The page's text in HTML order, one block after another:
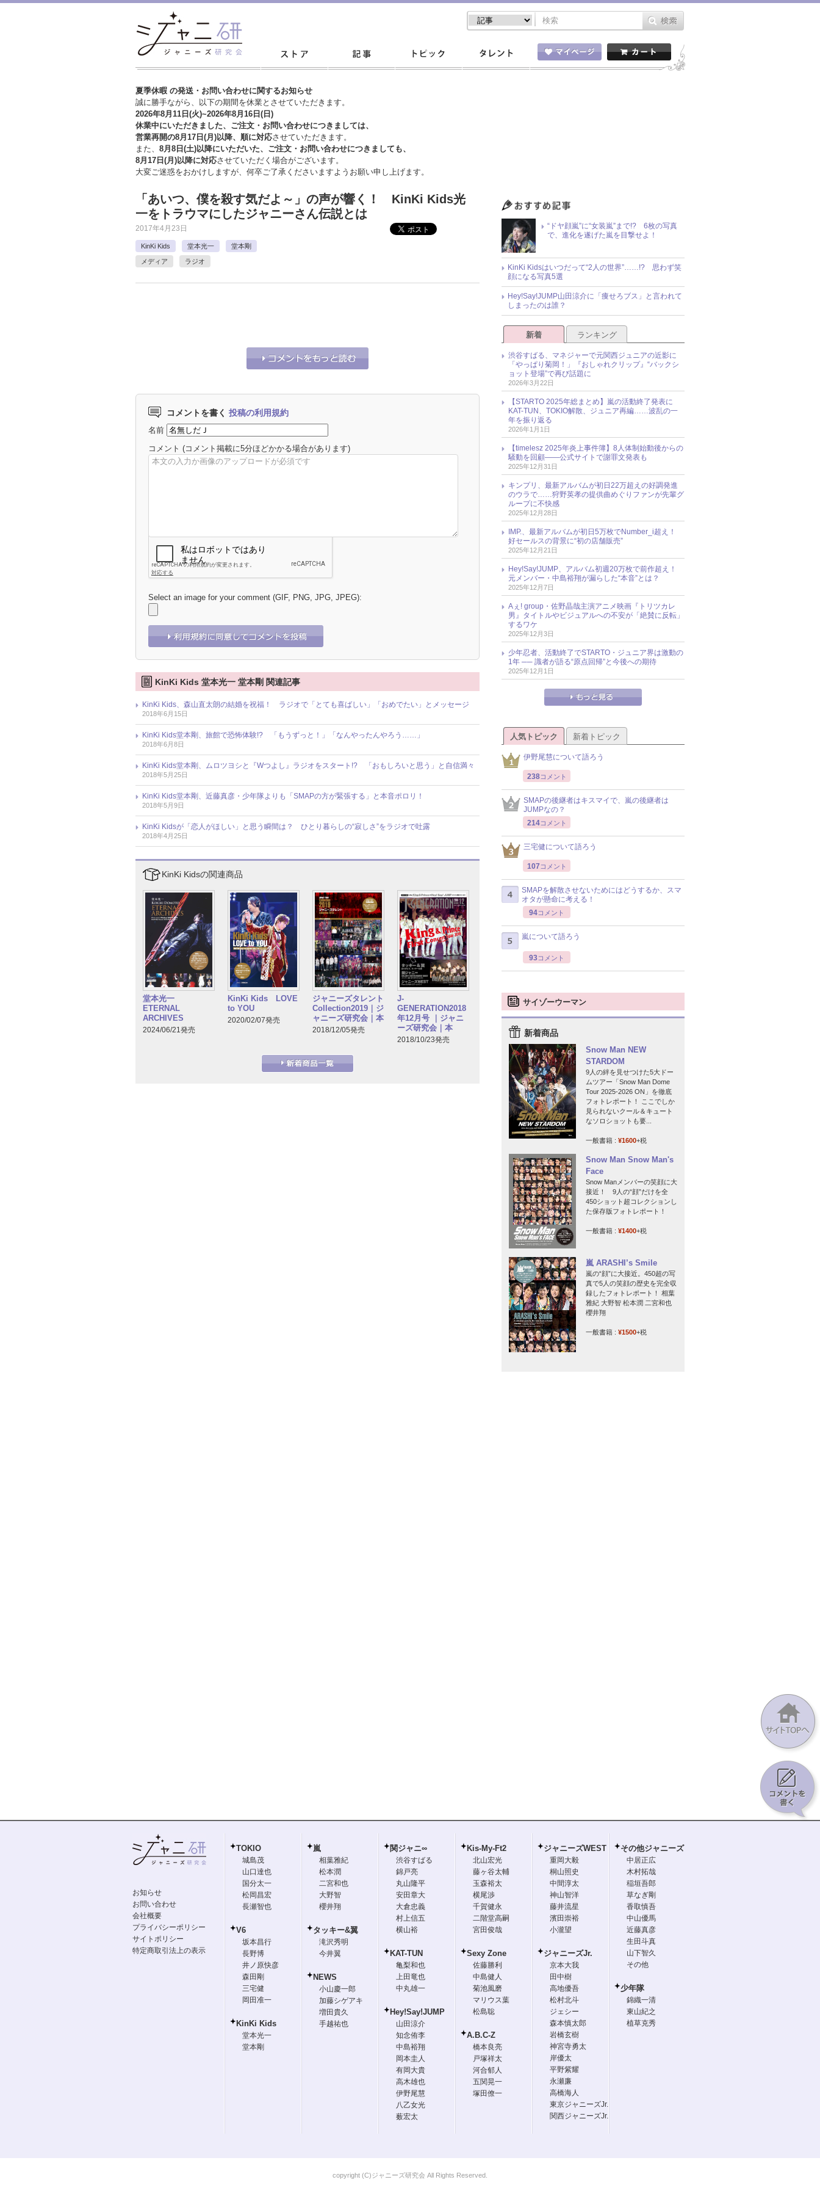
夏季休暇 の発送・お問い合わせに関するお知らせ
誠に勝手ながら、以下の期間を休業とさせていただきます。
2026年8月11日(火)~2026年8月16日(日)
休業中にいただきました、ご注文・お問い合わせにつきましては、
営業再開の8月17日(月)以降、順に対応させていただきます。
また、 8月8日(土)以降にいただいた、ご注文・ お問い合わせにつきましても、
8月17日(月)以降に対応させていただく場合がございます。
大変ご迷惑をおかけしますが、 何卒ご了承くださいますようお願い申し上げます。
「あいつ、僕を殺す気だよ～」の声が響く！ KinKi Kids光
一をトラウマにしたジャニーさん伝説とは
2017年4月23日
KinKi Kids 堂本光一 堂本剛
メディア ラジオ
コメントを書く 投稿の利用規約
名前
コメント (コメント掲載に5分ほどかかる場合があります)
Select an image for your comment (GIF, PNG, JPG, JPEG):
KinKi Kids 堂本光一 堂本剛 関連記事
KinKi Kids、森山直太朗の結婚を祝福！ ラジオで「とても喜ばしい」「おめでたい」とメッセージ
2018年6月15日
KinKi Kids堂本剛、旅館で恐怖体験!? 「もうずっと！」「なんやったんやろう……」
2018年6月8日
KinKi Kids堂本剛、ムロツヨシと『Wつよし』ラジオをスタート!? 「おもしろいと思う」と自信満々
2018年5月25日
KinKi Kids堂本剛、近藤真彦・少年隊よりも「SMAPの方が緊張する」と本音ポロリ！
2018年5月9日
KinKi Kidsが「恋人がほしい」と思う瞬間は？ ひとり暮らしの“寂しさ”をラジオで吐露
2018年4月25日
KinKi Kidsの関連商品
堂本光一
ETERNAL
ARCHIVES
2024/06/21発売
KinKi Kids LOVE
to YOU
2020/02/07発売
ジャニーズタレント
Collection2019｜ジ
ャニーズ研究会｜本
2018/12/05発売
J-
GENERATION2018
年12月号 ｜ジャニ
ーズ研究会｜本
2018/10/23発売
“ドヤ顔嵐”に“女装嵐”まで!? 6枚の写真
で、進化を遂げた嵐を目撃せよ！
KinKi Kidsはいつだって“2人の世界”……!? 思わず笑
顔になる写真5選
Hey!Say!JUMP山田涼介に「痩せろブス」と言われて
しまったのは誰？
新着 ランキング
渋谷すばる、マネジャーで元関西ジュニアの近影に
「やっぱり菊岡！」『おしゃれクリップ』“バックシ
ョット登場”で再び話題に
2026年3月22日
【STARTO 2025年総まとめ】嵐の活動終了発表に
KAT-TUN、TOKIO解散、ジュニア再編……波乱の一
年を振り返る
2026年1月1日
【timelesz 2025年炎上事件簿】8人体制始動後からの
騒動を回顧――公式サイトで謝罪文発表も
2025年12月31日
キンプリ、最新アルバムが初日22万超えの好調発進
のウラで……狩野英孝の提供曲めぐりファンが先輩グ
ループに不快感
2025年12月28日
IMP.、最新アルバムが初日5万枚でNumber_i超え！
好セールスの背景に“初の店舗販売”
2025年12月21日
Hey!Say!JUMP、アルバム初週20万枚で前作超え！
元メンバー・中島裕翔が漏らした“本音”とは？
2025年12月7日
Aぇ! group・佐野晶哉主演アニメ映画『トリツカレ
男』タイトルやビジュアルへの不安が「絶賛に反転」
するワケ
2025年12月3日
少年忍者、活動終了でSTARTO・ジュニア界は激動の
1年 ── 識者が語る“原点回帰”と今後への期待
2025年12月1日
人気トピック 新着トピック
伊野尾慧について語ろう
238コメント
SMAPの後継者はキスマイで、嵐の後継者は
JUMPなの？
214コメント
三宅健について語ろう
107 コメント
SMAPを解散させないためにはどうするか、スマ
オタが懸命に考える！
94コメント
嵐について語ろう
93コメント
サイゾーウーマン
新着商品
Snow Man NEW
STARDOM
9人の絆を見せつけた5大ドー
ムツアー「Snow Man Dome
Tour 2025-2026 ON」を徹底
フォトレポート！ ここでしか
見られないクール＆キュート
なソロショットも要...
一般書籍 : ¥1600+税
Snow Man Snow Man's
Face
Snow Manメンバーの笑顔に大
接近！ 9人の“顔”だけを全
450ショット超コレクションし
た保存版フォトレポート！
一般書籍 : ¥1400+税
嵐 ARASHI’s Smile
嵐の“顔”に大接近。450超の写
真で5人の笑顔の歴史を完全収
録したフォトレポート！ 相葉
雅紀 大野智 松本潤 二宮和也
櫻井翔
一般書籍 : ¥1500+税
お知らせ
お問い合わせ
会社概要
プライバシーポリシー
サイトポリシー
特定商取引法上の表示
TOKIO
城島茂
山口達也
国分太一
松岡昌宏
長瀬智也
V6
坂本昌行
長野博
井ノ原快彦
森田剛
三宅健
岡田准一
KinKi Kids
堂本光一
堂本剛
嵐
相葉雅紀
松本潤
二宮和也
大野智
櫻井翔
タッキー&翼
滝沢秀明
今井翼
NEWS
小山慶一郎
加藤シゲアキ
増田貴久
手越祐也
関ジャニ∞
渋谷すばる
錦戸亮
丸山隆平
安田章大
大倉忠義
村上信五
横山裕
KAT-TUN
亀梨和也
上田竜也
中丸雄一
Hey!Say!JUMP
山田涼介
知念侑李
中島裕翔
岡本圭人
有岡大貴
高木雄也
伊野尾慧
八乙女光
薮宏太
Kis-My-Ft2
北山宏光
藤ヶ谷太輔
玉森裕太
横尾渉
千賀健永
二階堂高嗣
宮田俊哉
Sexy Zone
佐藤勝利
中島健人
菊池風磨
マリウス葉
松島聡
A.B.C-Z
橋本良亮
戸塚祥太
河合郁人
五関晃一
塚田僚一
ジャニーズWEST
重岡大毅
桐山照史
中間淳太
神山智洋
藤井流星
濱田崇裕
小瀧望
ジャニーズJr.
京本大我
田中樹
高地優吾
松村北斗
ジェシー
森本慎太郎
岩橋玄樹
神宮寺勇太
岸優太
平野紫耀
永瀬廉
高橋海人
東京ジャニーズJr.
関西ジャニーズJr.
その他ジャニーズ
中居正広
木村拓哉
稲垣吾郎
草なぎ剛
香取慎吾
中山優馬
近藤真彦
生田斗真
山下智久
その他
少年隊
錦織一清
東山紀之
植草克秀
copyright (C)ジャニーズ研究会 All Rights Reserved.